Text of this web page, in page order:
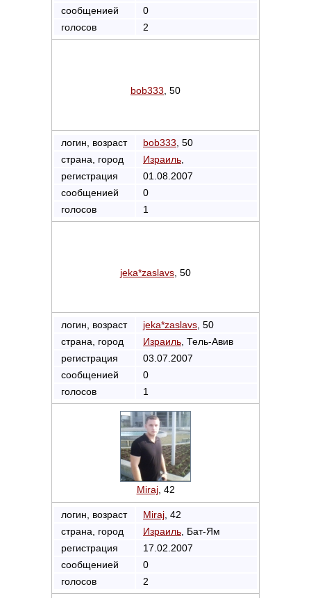
сообщенией
0
голосов
2
bob333 , 50
логин, возраст bob333 , 50
страна, город
Израиль
регистрация
01.08.2007
сообщенией
0
голосов
1
jeka*zaslavs , 50
логин, возраст jeka*zaslavs , 50
страна, город
Израиль , Тель-Авив
регистрация
03.07.2007
сообщенией
0
голосов
1
Miraj, 42
логин, возраст Miraj , 42
страна, город
Израиль , Бат-Ям
регистрация
17.02.2007
сообщенией
0
голосов
2